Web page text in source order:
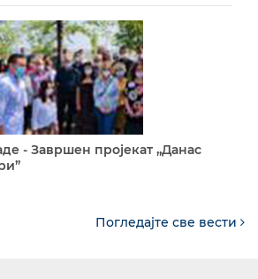
- Завршен пројекат „Данас
Погледајте све вести